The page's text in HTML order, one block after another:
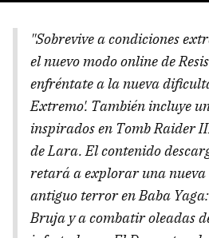
"Sobrevive a condiciones
el nuevo modo online de
enfréntate a la nueva
Extremo'. También incluye
inspirados en Tomb Raider
de Lara. El contenido
retará a explorar una
antiguo terror en Baba
Bruja y a combatir oleadas